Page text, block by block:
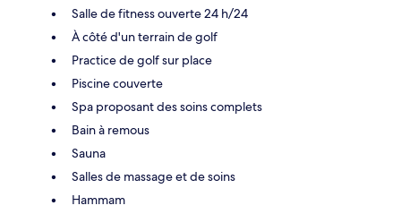
Salle de fitness ouverte 24 h/24
À côté d'un terrain de golf
Practice de golf sur place
Piscine couverte
Spa proposant des soins complets
Bain à remous
Sauna
Salles de massage et de soins
Hammam